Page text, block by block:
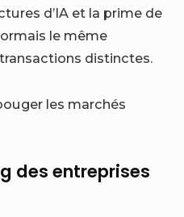
d’IA et la prime de
le même
distinctes.
les marchés
des entreprises